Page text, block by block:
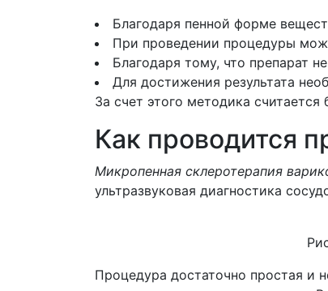
Благодаря пенной форме
При проведении процедуры
Благодаря тому, что препарат
Для достижения результата
За счет этого методика
Как проводится
Микропенная склеротерапия
ультразвуковая диагностика
Процедура достаточно простая и